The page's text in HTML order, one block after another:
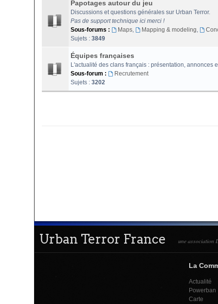
Papotages autour du jeu
Discussions et questions générales sur Urban Terror.
Pas de support technique ici merci !
Sous-forums :
Maps, Mapping & modeling,
Sujets : 3849
Équipes françaises
L'actualité des clans français : présentation, annonces
Sous-forum :
Recrutement
Sujets : 3202
Urban Terror France une association
La
Actualité
Powerban
Carte